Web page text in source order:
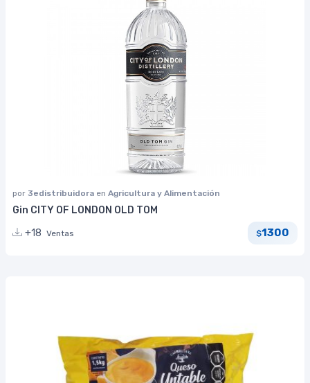
por 3edistribuidora en Agricultura y Alimentación
Gin CITY OF LONDON OLD TOM
+18 Ventas $1300